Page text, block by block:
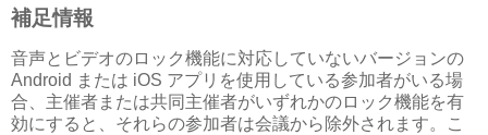
補足情報
音声とビデオのロック機能に対応していないバージョンの
Android または iOS アプリを使用している参加者がいる場
合、主催者または共同主催者がいずれかのロック機能を有
効にすると、それらの参加者は会議から除外されます。こ